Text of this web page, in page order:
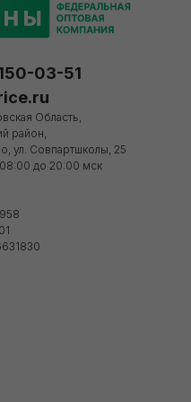
03-51
Область,
район,
ул. Совпартшколы, 25
до 20:00 мск